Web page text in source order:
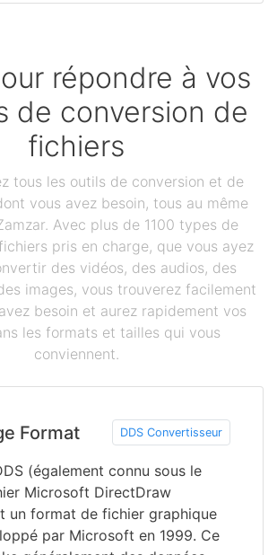
répondre à vos
de conversion de
fichiers
tous les outils de conversion et de
vous avez besoin, tous au même
Avec plus de 1100 types de
pris en charge, que vous ayez
des vidéos, des audios, des
images, vous trouverez facilement
besoin et aurez rapidement vos
les formats et tailles qui vous
conviennent.
Format DDS Convertisseur
(également connu sous le
Microsoft DirectDraw
un format de fichier graphique
par Microsoft en 1999. Ce